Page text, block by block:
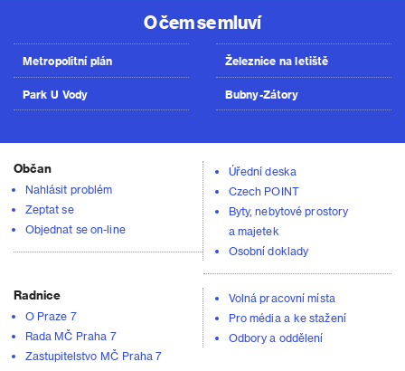
O čem se mluví
Metropolitní plán
Park U Vody
Železnice na letiště
Bubny-Zátory
Občan
Nahlásit problém
Zeptat se
Objednat se on-line
Úřední deska
Czech POINT
Byty, nebytové prostory
a majetek
Osobní doklady
Radnice
O Praze 7
Rada MČ Praha 7
Zastupitelstvo MČ Praha 7
Volná pracovní místa
Pro média a ke stažení
Odbory a oddělení